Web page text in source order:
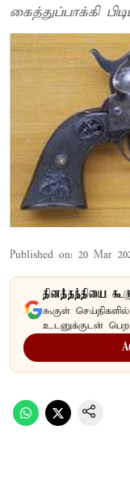
கைத்துப்பாக்கி
Published on: 20 Mar
தினத்தந்தியை
கூகுள்
உடனுக்குடன் பெற